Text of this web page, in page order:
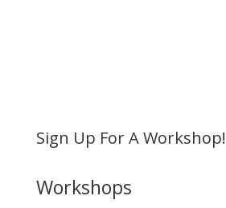
Sign Up For A Workshop!
Workshops